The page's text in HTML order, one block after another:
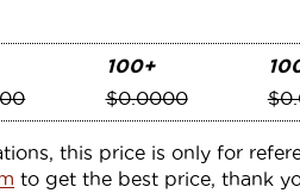
100+
$0.0000
this price is only for
to get the best price, thank